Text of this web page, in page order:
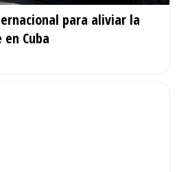
para aliviar la
Cuba